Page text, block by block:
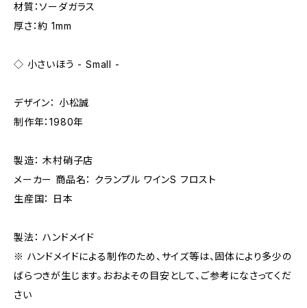
材質：ソーダガラス
厚さ：約 1mm
◇ 小さいほう - Small -
デザイン： 小松誠
制作年：1980年
製造： 木村硝子店
メーカー 商品名： クランプル ワインS フロスト
生産国： 日本
製法： ハンドメイド
※ ハンドメイドによる制作のため、サイズ等は、固体により多少の
ばらつきが生じます。おおよその目安として、ご参考になさってくだ
さい